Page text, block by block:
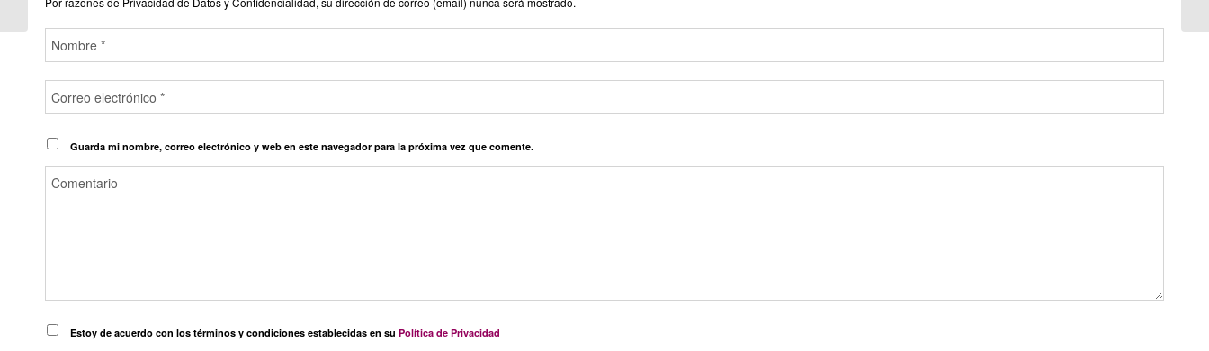
Guarda mi nombre, correo electrónico y web en este navegador para la próxima vez que comente.
Estoy de acuerdo con los términos y condiciones establecidas en su Política de Privacidad